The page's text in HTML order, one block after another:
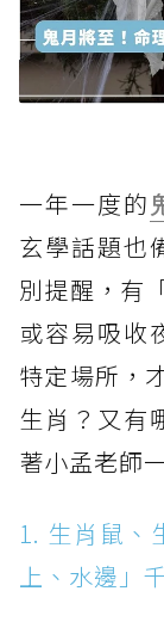
一年一度的
玄學話題也
別提醒，有
或容易吸收
特定場所，
生肖？又有
著小孟老師
1. 生肖鼠、
上、水邊」